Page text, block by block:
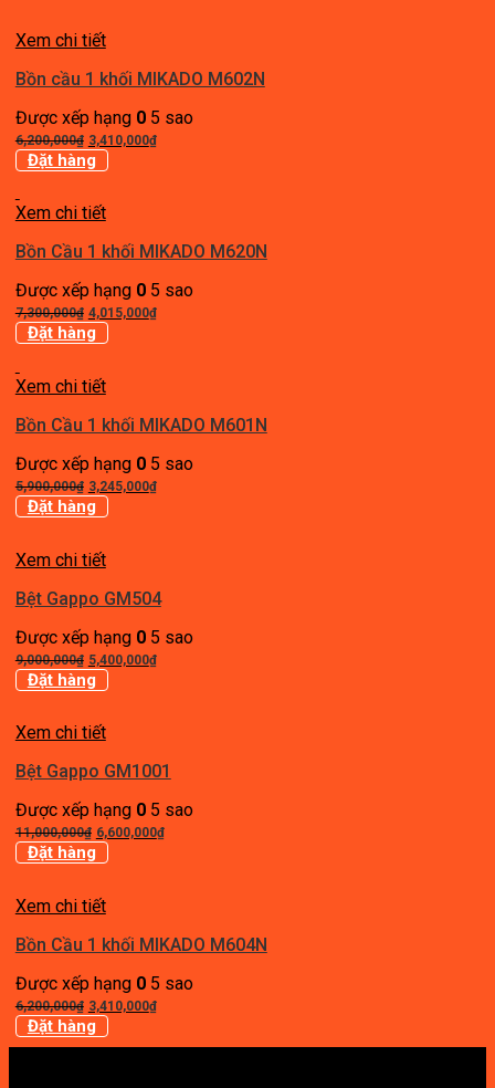
58,000,000₫.
Xem chi tiết
Bồn cầu 1 khối MIKADO M602N
Được xếp hạng 05 sao
6,200,000₫ Giá
gốc
6,200,000₫.
3,410,000₫Giá
Đặt hàng
Xem chi tiết
Bồn Cầu 1 khối MIKADO M620N
Được xếp hạng 05 sao
7,300,000₫ Giá
gốc
7,300,000₫.
4,015,000₫Giá
Đặt hàng
Xem chi tiết
Bồn Cầu 1 khối MIKADO M601N
Được xếp hạng 05 sao
5,900,000₫ Giá
gốc
5,900,000₫.
3,245,000₫Giá
Đặt hàng
Xem chi tiết
Bệt Gappo GM504
Được xếp hạng 05 sao
9,000,000₫ Giá
gốc
9,000,000₫.
5,400,000₫Giá
Đặt hàng
Xem chi tiết
Bệt Gappo GM1001
Được xếp hạng 05 sao
11,000,000₫ Giá
gốc
11,000,000₫.
6,600,000₫Giá
Đặt hàng
Xem chi tiết
Bồn Cầu 1 khối MIKADO M604N
Được xếp hạng 05 sao
6,200,000₫ Giá
gốc
là:
3,410,000₫Giá
tại
Đặt hàng